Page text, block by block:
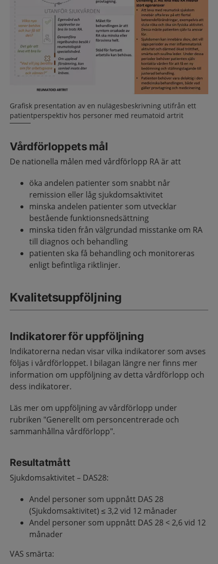
Grafisk presentation av en nulägesbeskrivning utifrån ett
patientperspektiv hos personer med reumatoid artrit
Vårdförloppets mål
De nationella målen med vårdförlopp RA är att
öka andelen patienter som snabbt når
remission eller låg sjukdomsaktivitet
minska andelen patienter som utvecklar
bestående funktionsnedsättning
minska tiden från välgrundad misstanke om RA
till diagnos och behandling
patienten ska få behandling och monitoreras
enligt befintliga riktlinjer.
Kvalitetsuppföljning
Indikatorer för uppföljning
Indikatorerna nedan visar vilka indikatorer som avses
följas i vårdförloppet. I bilagan längre ner finns mer
information om uppföljning av detta vårdförlopp och
dess indikatorer.
Läs mer om uppföljning av vårdförlopp under
rubriken "Generellt om personcentrerade och
sammanhållna vårdförlopp".
Resultatmått
Sjukdomsaktivitet – DAS28:
Andel personer som uppnått DAS 28
(Sjukdomsaktivitet) ≤ 3,2 vid 12 månader
Andel personer som uppnått DAS 28 < 2,6 vid 12
månader
VAS smärta: